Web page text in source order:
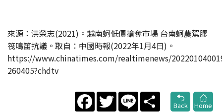
來源：洪榮志(2021)。越南蚵低價搶奪市場 台南蚵農駕膠
筏鳴笛抗議。取自：中國時報(2022年1月4日)。
https://www.chinatimes.com/realtimenews/
260405?chdtv
FacebookTwitter Line
Share
Back
Home